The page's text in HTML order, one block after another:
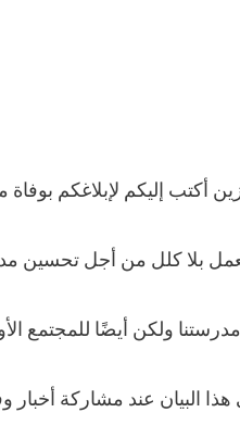
أكتب إليكم لإبلاغكم
بلا كلل من أجل تحسين
ولكن أيضًا للمجتمع
هذا البيان عند مشاركة